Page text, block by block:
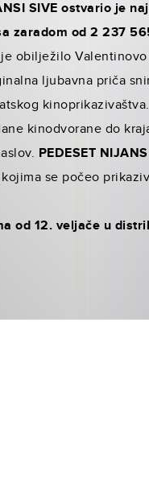
SIVE ostvario je
zaradom od 2 237
je obilježilo
ljubav­na priča
kinodvo­rane do
PEDESET
se počeo
od 12. veljače u